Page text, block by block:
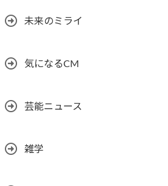
未来のミライ
気になるCM
芸能ニュース
雑学